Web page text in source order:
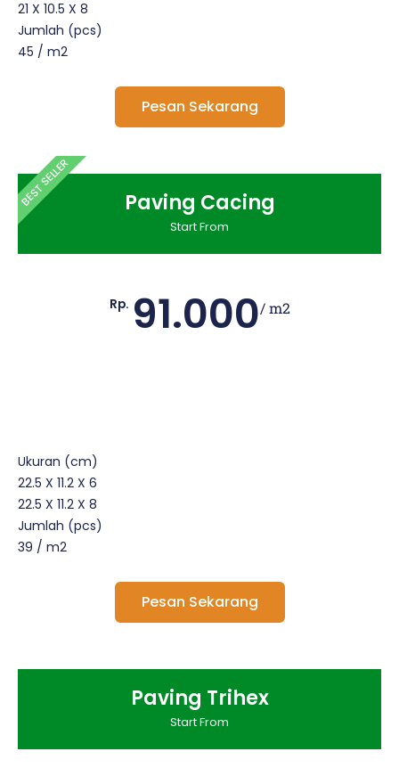
21 X 10.5 X 8
Jumlah (pcs)
45 / m2
Pesan Sekarang
BEST SELLER Paving Cacing
Start From
Rp. 91.000/ m2
Ukuran (cm)
22.5 X 11.2 X 6
22.5 X 11.2 X 8
Jumlah (pcs)
39 / m2
Pesan Sekarang
Paving Trihex
Start From